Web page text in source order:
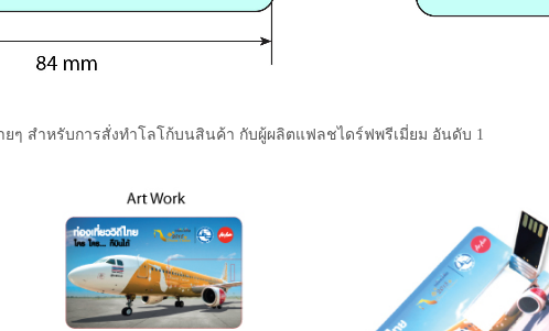
ๆ สำหรับการสั่งทำโลโก้บนสินค้า กับผู้ผลิตแฟลชไดร์ฟพรีเมี่ยม อันดับ 1